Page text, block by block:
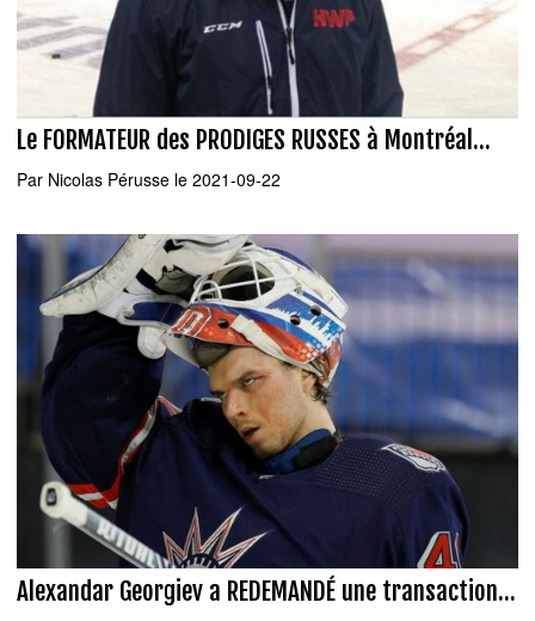
Le FORMATEUR des PRODIGES RUSSES à Montréal...
Par Nicolas Pérusse le 2021-09-22
Alexandar Georgiev a REDEMANDÉ une transaction...